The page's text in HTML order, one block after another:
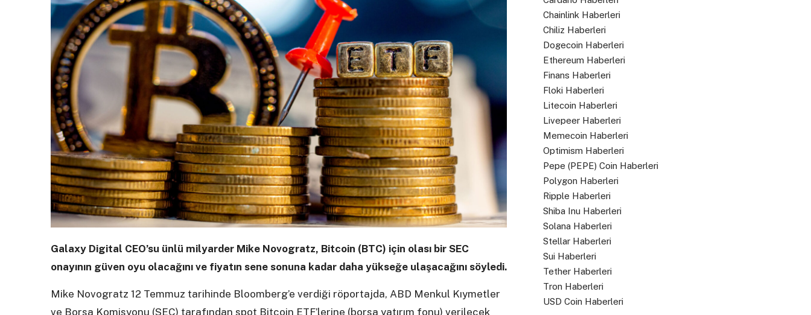
Galaxy Digital CEO’su ünlü milyarder Mike Novogratz, Bitcoin (BTC) için olası bir SEC
onayının güven oyu olacağını ve fiyatın sene sonuna kadar daha yükseğe ulaşacağını söyledi.
Mike Novogratz 12 Temmuz tarihinde Bloomberg’e verdiği röportajda, ABD Menkul Kıymetler
ve Borsa Komisyonu (SEC) tarafından spot Bitcoin ETF’lerine (borsa yatırım fonu) verilecek
Chainlink Haberleri
Chiliz Haberleri
Dogecoin Haberleri
Ethereum Haberleri
Finans Haberleri
Floki Haberleri
Litecoin Haberleri
Livepeer Haberleri
Memecoin Haberleri
Optimism Haberleri
Pepe (PEPE) Coin Haberleri
Polygon Haberleri
Ripple Haberleri
Shiba Inu Haberleri
Solana Haberleri
Stellar Haberleri
Sui Haberleri
Tether Haberleri
Tron Haberleri
USD Coin Haberleri